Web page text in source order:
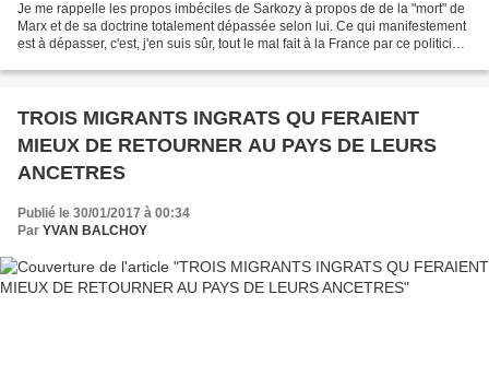
Je me rappelle les propos imbéciles de Sarkozy à propos de de la "mort" de
Marx et de sa doctrine totalement dépassée selon lui. Ce qui manifestement
est à dépasser, c'est, j'en suis sûr, tout le mal fait à la France par ce politicien
TROIS MIGRANTS INGRATS QU FERAIENT
MIEUX DE RETOURNER AU PAYS DE LEURS
ANCETRES
Publié le 30/01/2017 à 00:34
Par YVAN BALCHOY